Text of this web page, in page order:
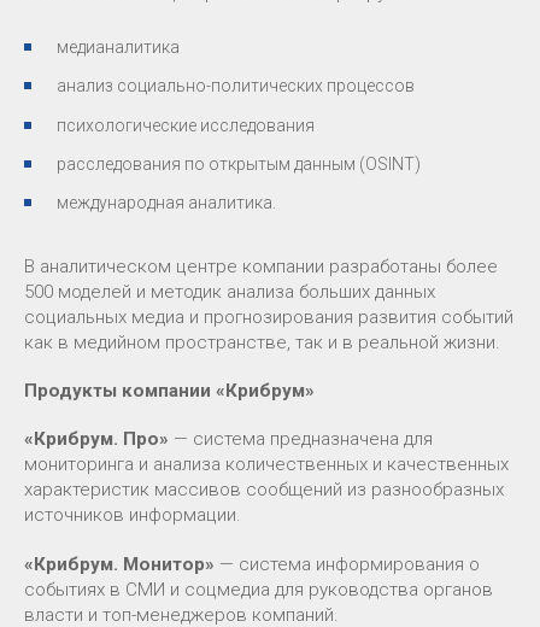
медианалитика
анализ социально-политических процессов
психологические исследования
расследования по открытым данным (OSINT)
международная аналитика.
В аналитическом центре компании разработаны более
500 моделей и методик анализа больших данных
социальных медиа и прогнозирования развития событий
как в медийном пространстве, так и в реальной жизни.
Продукты компании «Крибрум»
«Крибрум. Про» — система предназначена для
мониторинга и анализа количественных и качественных
характеристик массивов сообщений из разнообразных
источников информации.
«Крибрум. Монитор» — система информирования о
событиях в СМИ и соцмедиа для руководства органов
власти и топ-менеджеров компаний.